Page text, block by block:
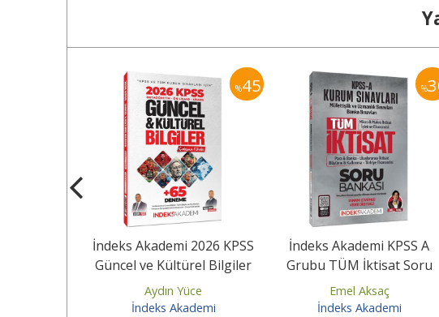
%45
İndeks Akademi 2026 KPSS
Güncel ve Kültürel Bilgiler
Çalışma Kitabı (65...
Aydın Yüce
İndeks Akademi
%
İndeks Akademi KPSS A
Grubu TÜM İktisat Soru
Bankası Çözümlü
Emel Aksaç
İndeks Akademi